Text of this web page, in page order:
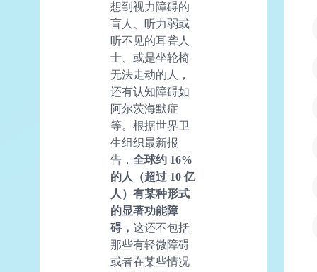
想到视力障碍的
盲人、听力弱或
听不见的耳聋人
士、或是坐轮椅
无法走动的人，
还有认知障碍如
阿尔茨海默症
等。根据世界卫
生组织最新报
告， 全球约 16%
的人（超过 10 亿
人）有某种形式
的显著功能障
碍， 这还不包括
那些有轻微障碍
或者在某些情况